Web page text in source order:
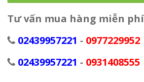
Tư vấn mua hàng miễn phí
02439957221 - 0977229952
02439957221 - 0931408555